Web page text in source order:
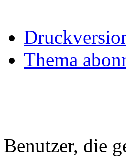
Thema
Benutzer, die